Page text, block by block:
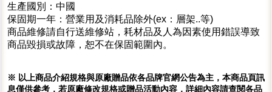
生產國別：中國
保固期一年：營業用及消耗品除外(ex：層架..等)
商品維修請自行送維修站，耗材品及人為因素使用錯誤導致
商品毀損或故障，恕不在保固範圍內。
※ 以上商品介紹規格與原廠贈品依各品牌官網公告為主，本商品頁訊
息僅供參考，若原廠修改規格或贈品活動內容，詳細內容請查閱各品